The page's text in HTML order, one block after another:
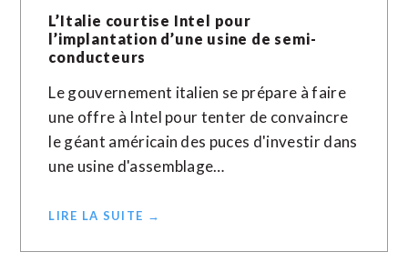
L’Italie courtise Intel pour
l’implantation d’une usine de semi-
conducteurs
Le gouvernement italien se prépare à faire
une offre à Intel pour tenter de convaincre
le géant américain des puces d'investir dans
une usine d'assemblage…
LIRE LA SUITE →